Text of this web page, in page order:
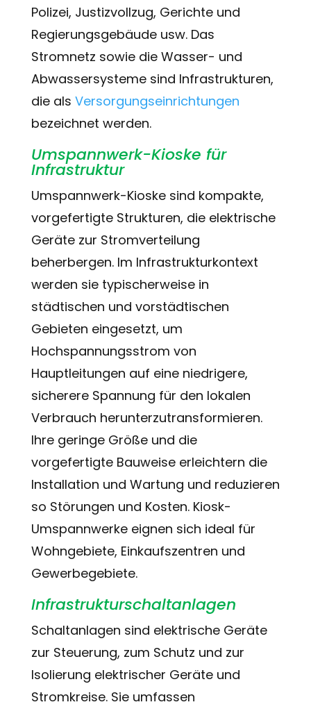
Polizei, Justizvollzug, Gerichte und
Regierungsgebäude usw. Das
Stromnetz sowie die Wasser- und
Abwassersysteme sind Infrastrukturen,
die als Versorgungseinrichtungen
bezeichnet werden.
Umspannwerk-Kioske für
Infrastruktur
Umspannwerk-Kioske sind kompakte,
vorgefertigte Strukturen, die elektrische
Geräte zur Stromverteilung
beherbergen. Im Infrastrukturkontext
werden sie typischerweise in
städtischen und vorstädtischen
Gebieten eingesetzt, um
Hochspannungsstrom von
Hauptleitungen auf eine niedrigere,
sicherere Spannung für den lokalen
Verbrauch herunterzutransformieren.
Ihre geringe Größe und die
vorgefertigte Bauweise erleichtern die
Installation und Wartung und reduzieren
so Störungen und Kosten. Kiosk-
Umspannwerke eignen sich ideal für
Wohngebiete, Einkaufszentren und
Gewerbegebiete.
Infrastrukturschaltanlagen
Schaltanlagen sind elektrische Geräte
zur Steuerung, zum Schutz und zur
Isolierung elektrischer Geräte und
Stromkreise. Sie umfassen